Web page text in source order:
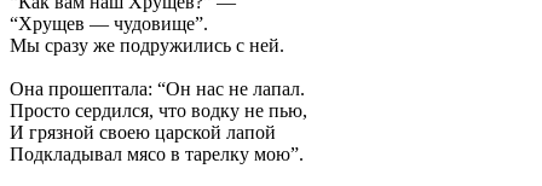
“Хрущев — чудовище”.
Мы сразу же подружились с ней.
Она прошептала: “Он нас не лапал.
Просто сердился, что водку не пью,
И грязной своею царской лапой
Подкладывал мясо в тарелку мою”.